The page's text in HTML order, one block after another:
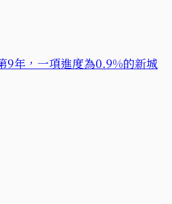
9年，一項進度為0.9%的新城